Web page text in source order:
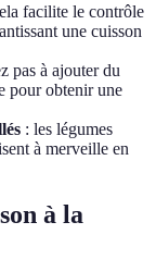
facilite le contrôle
une cuisson
pas à ajouter du
pour obtenir une
: les légumes
à merveille en
à la